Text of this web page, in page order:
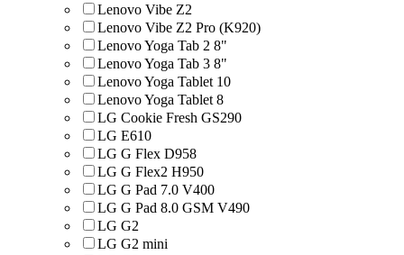
Lenovo Vibe Z2
Lenovo Vibe Z2 Pro (K920)
Lenovo Yoga Tab 2 8"
Lenovo Yoga Tab 3 8"
Lenovo Yoga Tablet 10
Lenovo Yoga Tablet 8
LG Cookie Fresh GS290
LG E610
LG G Flex D958
LG G Flex2 H950
LG G Pad 7.0 V400
LG G Pad 8.0 GSM V490
LG G2
LG G2 mini